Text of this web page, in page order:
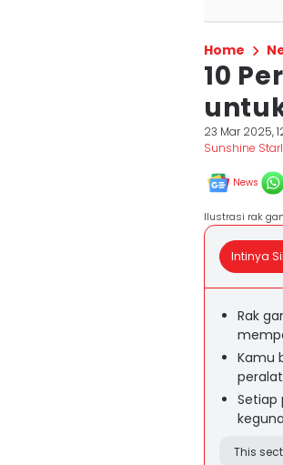
Home
10
23 Mar 2025,
Sunshine
News
Ilustrasi rak
Intinya
Rak
Kamu
Setiap
This